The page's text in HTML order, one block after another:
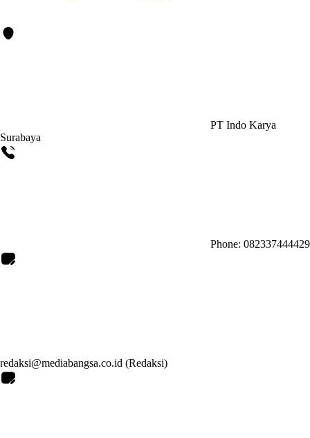
PT Indo Karya
Surabaya
Phone: 082337444429
redaksi@mediabangsa.co.id (Redaksi)